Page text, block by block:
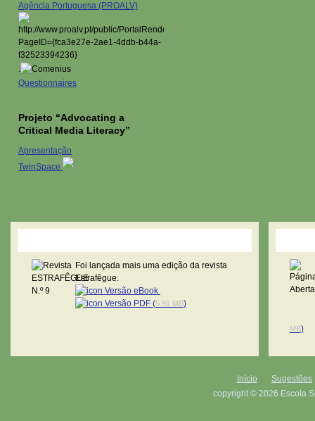
Agência Portuguesa (PROALV)
.
Questionnaires
Projeto “Advocating a
Critical Media Literacy”
Apresentação
TwinSpace
Foi lançada mais uma edição da revista
Estrafêgue.
Versão eBook
Versão PDF (5.91 MB)
MB)
Início
Sugestões
copyright © 2026 Escola